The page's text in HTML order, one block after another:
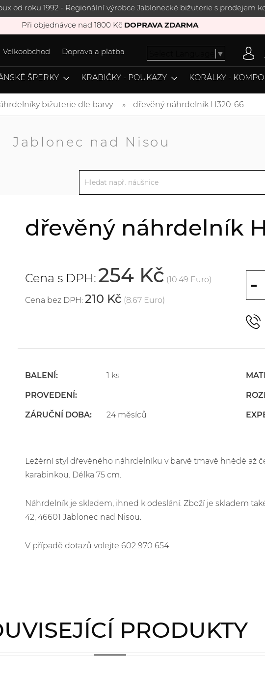
od roku 1992 - Regionální výrobce Jablonecké bižuterie s prodejem
Při objednávce nad 1800 Kč DOPRAVA ZDARMA
Velkoobchod Doprava a platba ▼
ŠPERKY KRABIČKY - POUKAZY KORÁLKY -
bižuterie dle barvy dřevěný náhrdelník H320-66
Jablonec nad Nisou
dřevěný náhrdelník
Cena s DPH:254 Kč (10.49 Euro)
Cena bez DPH: 210 Kč (8.67 Euro)
BALENÍ: 1 ks
PROVEDENÍ:
ZÁRUČNÍ DOBA: 24 měsíců
Ležérní styl dřevěného náhrdelníku v barvě tmavě hnědé až
karabinkou. Délka 75 cm.
Náhrdelník je skladem, ihned k odeslání. Zboží je skladem
42, 46601 Jablonec nad Nisou.
V případě dotazů volejte 602 970 654
PRODUKTY